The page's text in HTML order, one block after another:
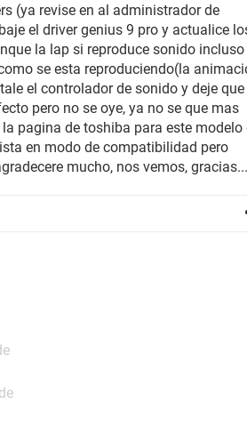
(ya revise en al administrador de
el driver genius 9 pro y actualice
la lap si reproduce sonido incluso
se esta reproduciendo(la
el controlador de sonido y deje que
pero no se oye, ya no se que mas
pagina de toshiba para este modelo
en modo de compatibilidad pero
mucho, nos vemos, gracias...